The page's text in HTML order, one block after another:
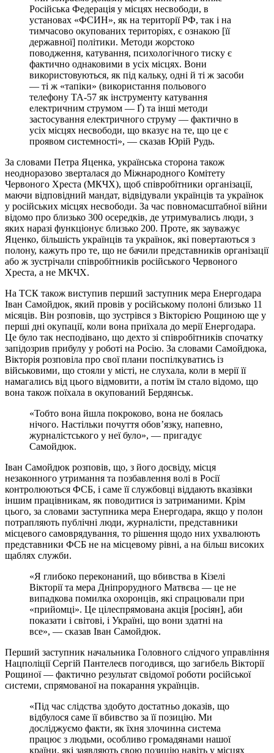
Російська Федерація у місцях несвободи, в
установах «ФСИН», як на території РФ, так і на
тимчасово окупованих територіях, є ознакою [її
державної] політики. Методи жорстоко
поводження, катування, психологічного тиску є
фактично однаковими в усіх місцях. Вони
використовуються, як під кальку, одні й ті ж засоби
— ті ж «тапіки» (використання польового
телефону ТА-57 як інструменту катування
електричним струмом — Ґ) та інші методи
застосування електричного струму — фактично в
усіх місцях несвободи, що вказує на те, що це є
проявом системності», — сказав Юрій Рудь.
За словами Петра Яценка, українська сторона також
неодноразово зверталася до Міжнародного Комітету
Червоного Хреста (МКЧХ), щоб співробітники організації,
маючи відповідний мандат, відвідували українців та українок
у російських місцях несвободи. За час повномасштабної війни
відомо про близько 300 осередків, де утримувались люди, з
яких наразі функціонує близько 200. Проте, як зауважує
Яценко, більшість українців та українок, які повертаються з
полону, кажуть про те, що не бачили представників організації
або ж зустрічали співробітників російського Червоного
Хреста, а не МКЧХ.
На ТСК також виступив перший заступник мера Енергодара
Іван Самойдюк, який провів у російському полоні близько 11
місяців. Він розповів, що зустрівся з Вікторією Рощиною ще у
перші дні окупації, коли вона приїхала до мерії Енергодара.
Це було так несподівано, що дехто зі співробітників спочатку
запідозрив прибулу у роботі на Росію. За словами Самойдюка,
Вікторія розповіла про свої плани поспілкуватись із
військовими, що стояли у місті, не слухала, коли в мерії її
намагались від цього відмовити, а потім їм стало відомо, що
вона також поїхала в окупований Бердянськ.
«Тобто вона йшла покроково, вона не боялась
нічого. Настільки почуття обов’язку, напевно,
журналістського у неї було», — пригадує
Самойдюк.
Іван Самойдюк розповів, що, з його досвіду, місця
незаконного утримання та позбавлення волі в Росії
контролюються ФСБ, і саме її службовці віддають вказівки
іншим працівникам, як поводитися із затриманими. Крім
цього, за словами заступника мера Енергодара, якщо у полон
потрапляють публічні люди, журналісти, представники
місцевого самоврядування, то рішення щодо них ухвалюють
представники ФСБ не на місцевому рівні, а на більш високих
щаблях служби.
«Я глибоко переконаний, що вбивства в Кізелі
Вікторії та мера Дніпрорудного Матвєва — це не
випадкова помилка охоронців, які спрацювали при
«прийомці». Це цілеспрямована акція [росіян], аби
показати і світові, і Україні, що вони здатні на
все», — сказав Іван Самойдюк.
Перший заступник начальника Головного слідчого управління
Нацполіції Сергій Пантелеєв погодився, що загибель Вікторії
Рощиної — фактично результат свідомої роботи російської
системи, спрямованої на покарання українців.
«Під час слідства здобуто достатньо доказів, що
відбулося саме її вбивство за її позицію. Ми
досліджуємо факти, як їхня злочинна система
працює з людьми, особливо громадянами нашої
країни, які заявляють свою позицію навіть у місцях